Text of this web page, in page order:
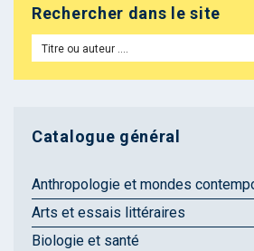
Rechercher dans le site
Catalogue général
Anthropologie et mondes
Arts et essais littéraires
Biologie et santé